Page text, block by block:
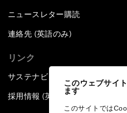
このウェブサイ
ます
このサイトでは
ニュースレター購読
連絡先 (英語のみ)
リンク
サステナビリティへの取り組み
採用情報 (英語のみ)